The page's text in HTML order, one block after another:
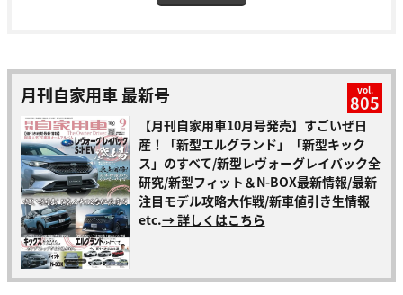
月刊自家用車 最新号 vol.
805
【月刊自家用車10月号発売】すごいぜ日
産！「新型エルグランド」「新型キック
ス」のすべて/新型レヴォーグレイバック全
研究/新型フィット＆N-BOX最新情報/最新
注目モデル攻略大作戦/新車値引き生情報
etc.→ 詳しくはこちら